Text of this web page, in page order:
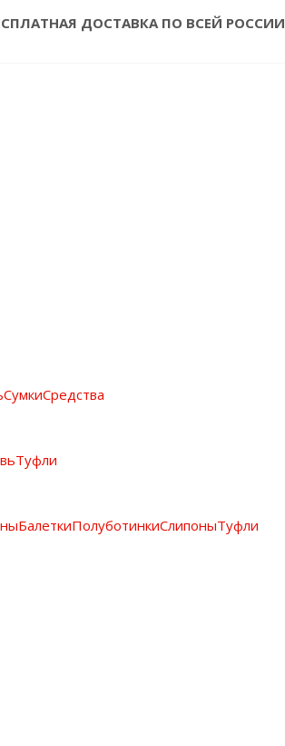
ДОСТАВКА ПО ВСЕЙ РОССИИ
СумкиСредства
Туфли
БалеткиПолуботинкиСлипоныТуфли